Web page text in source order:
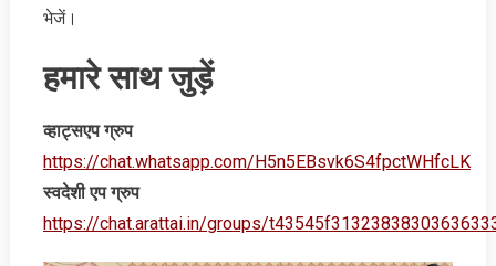
भेजें।
हमारे साथ जुड़ें
व्‍हाट्सएप ग्रुप
https://chat.whatsapp.com/H5n5EBsvk6S4fpctWHfcLK
स्‍वदेशी एप ग्रुप
https://chat.arattai.in/groups/